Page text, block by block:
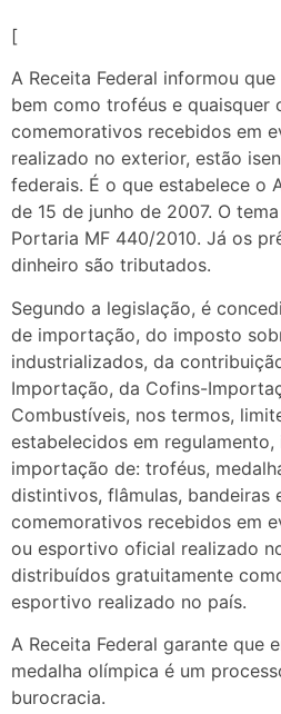
[
A Receita Federal informou
bem como troféus e quaisquer
comemorativos recebidos em
realizado no exterior, estão
federais. É o que estabelece o
de 15 de junho de 2007. O
Portaria MF 440/2010. Já os
dinheiro são tributados.
Segundo a legislação, é
de importação, do imposto
industrializados, da
Importação, da Cofins-
Combustíveis, nos termos,
estabelecidos em regulamento,
importação de: troféus,
distintivos, flâmulas, bandeiras
comemorativos recebidos em
ou esportivo oficial realizado
distribuídos gratuitamente
esportivo realizado no país.
A Receita Federal garante que
medalha olímpica é um
burocracia.